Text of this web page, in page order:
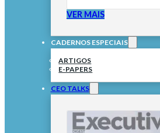
VER MAIS
CADERNOS ESPECIAIS
ARTIGOS
E-PAPERS
CEO TALKS